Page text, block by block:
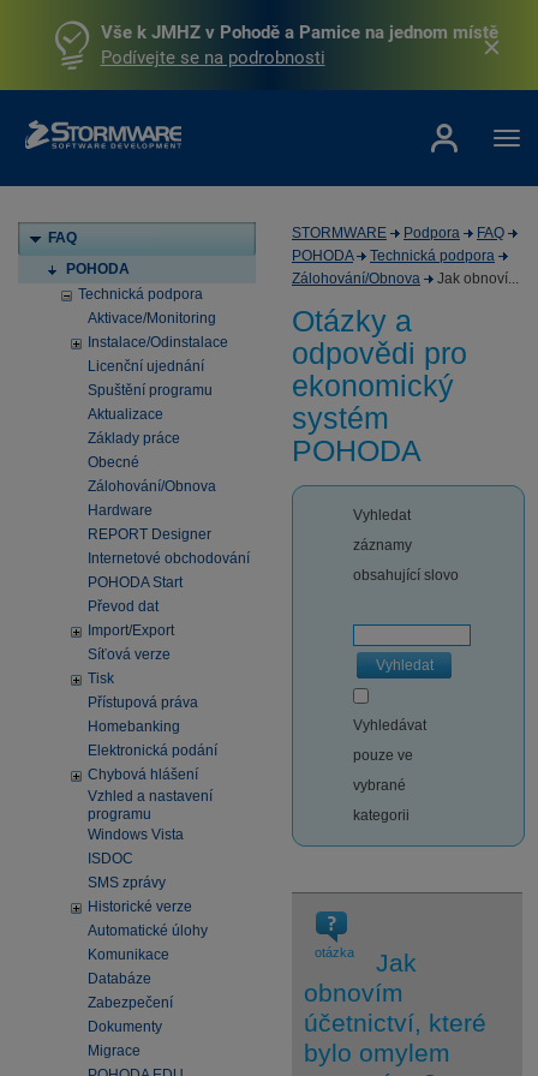
Vše k JMHZ v Pohodě a Pamice na jednom místě
Podívejte se na podrobnosti
FAQ
POHODA
Technická podpora
Aktivace/Monitoring
Instalace/Odinstalace
Licenční ujednání
Spuštění programu
Aktualizace
Základy práce
Obecné
Zálohování/Obnova
Hardware
REPORT Designer
Internetové obchodování
POHODA Start
Převod dat
Import/Export
Síťová verze
Tisk
Přístupová práva
Homebanking
Elektronická podání
Chybová hlášení
Vzhled a nastavení
programu
Windows Vista
ISDOC
SMS zprávy
Historické verze
Automatické úlohy
Komunikace
Databáze
Zabezpečení
Dokumenty
Migrace
STORMWARE Podpora
FAQ
POHODA
Technická podpora
Zálohování/Obnova
Jak obnoví...
Otázky a
odpovědi pro
ekonomický
systém
POHODA
Vyhledat
záznamy
obsahující slovo
Vyhledat
Vyhledávat
pouze ve
vybrané
kategorii
otázka
Jak
obnovím
účetnictví, které
bylo omylem